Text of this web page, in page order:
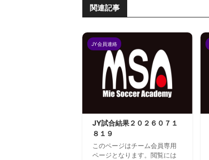
関連記事
JY会員連絡
JY試合結果２０２６０７１
８１９
このページはチーム会員専用
ページとなります。閲覧には